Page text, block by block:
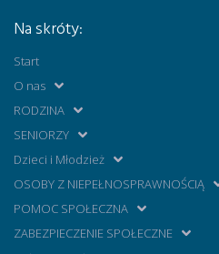
Na skróty:
Start
O nas
RODZINA
SENIORZY
Dzieci i Młodzież
OSOBY Z NIEPEŁNOSPRAWNOŚCIĄ
POMOC SPOŁECZNA
ZABEZPIECZENIE SPOŁECZNE